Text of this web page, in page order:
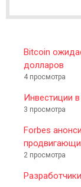
R
Bitcoin
долларов
4 просмотра
Инвестиции
3 просмотра
Forbes
2 просмотра